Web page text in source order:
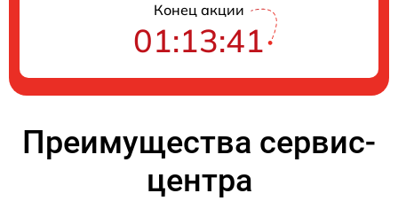
Конец акции
01:13:40
Преимущества сервис-
центра